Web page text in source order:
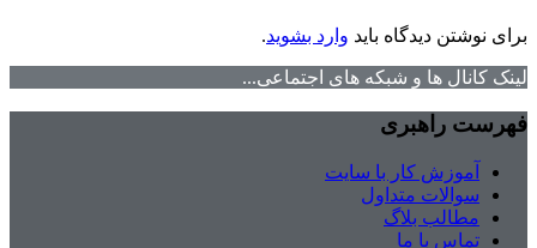
برای نوشتن دیدگاه باید وارد بشوید.
لینک کانال ها و شبکه های اجتماعی...
فهرست راهبری
آموزش کار با سایت
سوالات متداول
مطالب بلاگ
تماس با ما